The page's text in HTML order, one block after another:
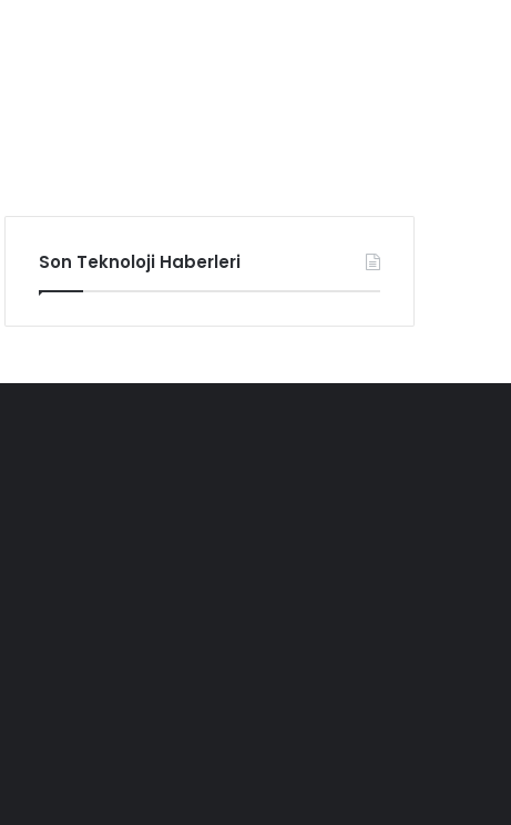
Son Teknoloji Haberleri